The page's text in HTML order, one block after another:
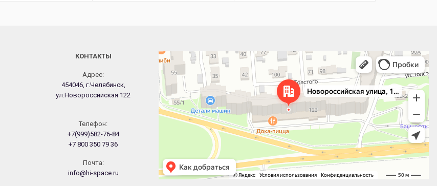
КОНТАКТЫ
Адрес:
454046, г.Челябинск,
ул.Новороссийская 122
Телефон:
+7(999)582-76-84
+7 800 350 79 36
Почта:
info@hi-space.ru
Челябинск
Новороссийская улица, 122 — Яндекс.Карты